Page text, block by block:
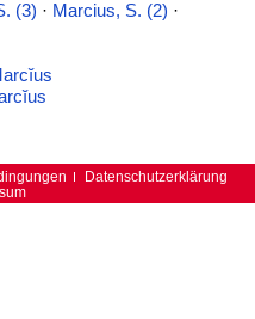
(3) · Marcius, S. (2) ·
Datenschutzerklärung